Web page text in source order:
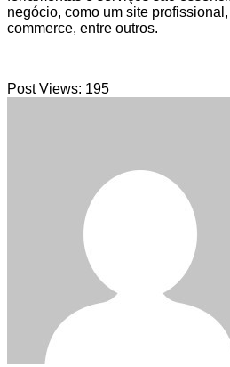
negócio, como um site
commerce, entre outros.
Post Views: 195